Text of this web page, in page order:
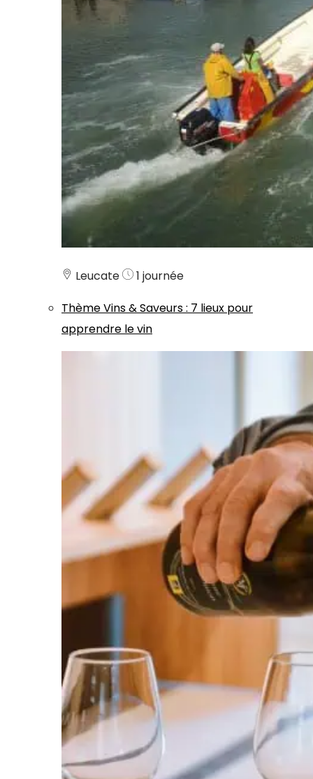
Leucate
1 journée
ThèmeVins & Saveurs: 7 lieux pour
apprendre le vin